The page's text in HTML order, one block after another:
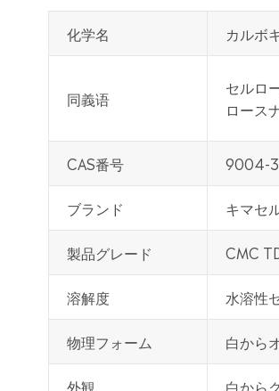
化学名 カルボ
同義语
セルロ
ロース
CAS番号 9004-
ブランド キマセ
製品グレード CMC
溶解度 水溶性
物理フォーム 白から
外観 白から